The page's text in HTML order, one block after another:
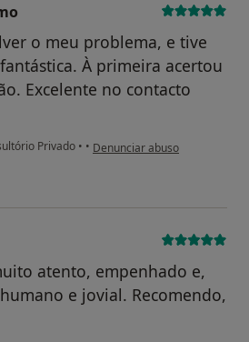
o meu problema, e tive
À primeira acertou
Excelente no contacto
Privado • • na opinião do utilizador
Denunciar abuso
atento, empenhado e,
e jovial. Recomendo,